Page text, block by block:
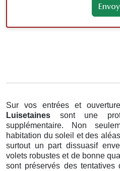
Sur vos entrées et
Luisetaines sont une
supplémentaire. Non
habitation du soleil et des
surtout un part dissuasif
volets robustes et de bonne
sont préservés des tentatives